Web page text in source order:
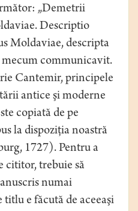
„Demetrii
Descriptio
Moldaviae, descripta
mecum communicavit.
Cantemir, principele
antice şi moderne
copiată de pe
la dispoziţia noastră
1727). Pentru a
cititor, trebuie să
numai
e făcută de aceeaşi